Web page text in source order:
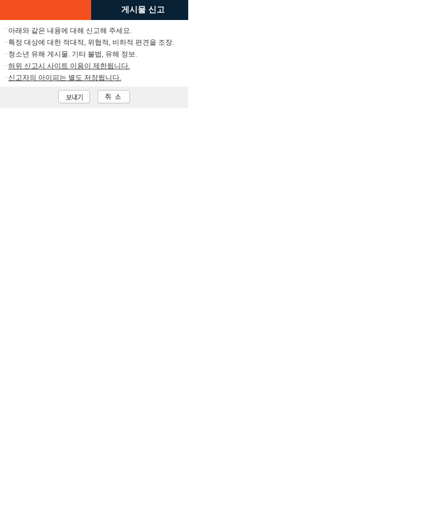
게시물 신고
아래와 같은 내용에 대해 신고해 주세요.
특정 대상에 대한 적대적, 위협적, 비하적 편견을 조장.
청소년 유해 게시물. 기타 불법, 유해 정보.
허위 신고시 사이트 이용이 제한됩니다.
신고자의 아이피는 별도 저장됩니다.